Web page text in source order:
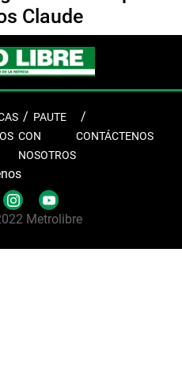
Claude
PAUTE
CON
NOSOTROS
CONTÁCTENOS
Metrolibre